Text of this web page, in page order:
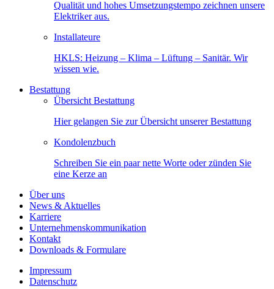
Qualität und hohes Umsetzungstempo zeichnen unsere
Elektriker aus.
Installateure
HKLS: Heizung – Klima – Lüftung – Sanitär. Wir
wissen wie.
Bestattung
Übersicht Bestattung
Hier gelangen Sie zur Übersicht unserer Bestattung
Kondolenzbuch
Schreiben Sie ein paar nette Worte oder zünden Sie
eine Kerze an
Über uns
News & Aktuelles
Karriere
Unternehmenskommunikation
Kontakt
Downloads & Formulare
Impressum
Datenschutz